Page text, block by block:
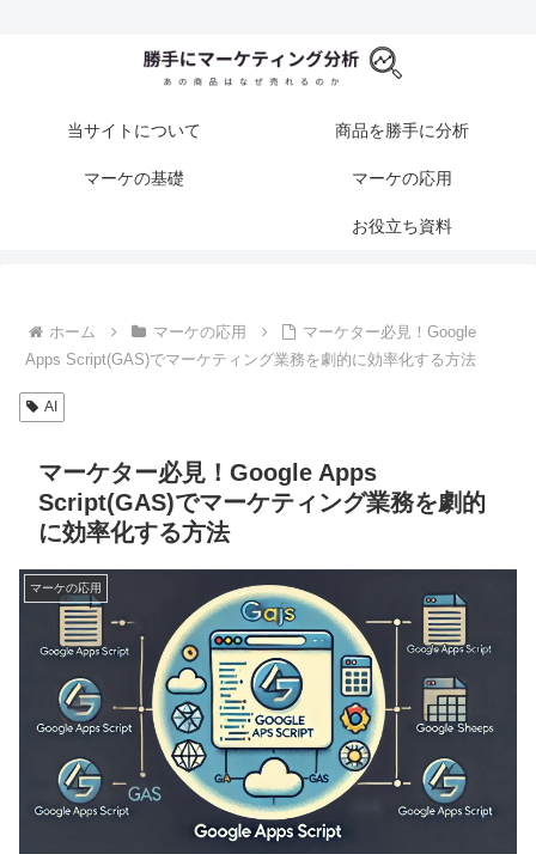
当サイトについて 商品を勝手に分析
マーケの基礎 マーケの応用
お役立ち資料
ホーム マーケの応用
マーケター必見！Google
Apps Script(GAS)でマーケティング業務を劇的に効率化する方法
AI
マーケター必見！Google Apps
Script(GAS)でマーケティング業務を劇的
に効率化する方法
マーケの応用